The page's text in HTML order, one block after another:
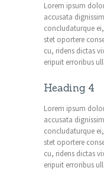
Lorem ipsum
accusata
concludaturque
stet oportere
cu, ridens dictas
eripuit erroribus
Heading 4
Lorem ipsum
accusata
concludaturque
stet oportere
cu, ridens dictas
eripuit erroribus